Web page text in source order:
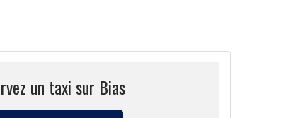
un taxi sur Bias